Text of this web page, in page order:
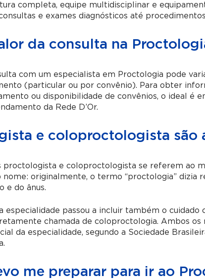
completa, equipe multidisciplinar e
e exames diagnósticos até
da consulta na
com um especialista em Proctologia pode
(particular ou por convênio). Para obter
ou disponibilidade de convênios, o ideal é
da Rede D’Or.
e coloproctologista são
proctologista e coloproctologista se referem ao
nome: originalmente, o termo “proctologia” dizia
e do ânus.
especialidade passou a incluir também o
chamada de coloproctologia. Ambos os
da especialidade, segundo a Sociedade
me preparar para ir ao